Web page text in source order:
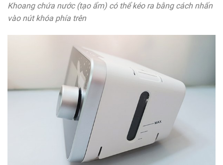
Khoang chứa nước (tạo ẩm) có thể kéo ra bằng cách nhấn
vào nút khóa phía trên